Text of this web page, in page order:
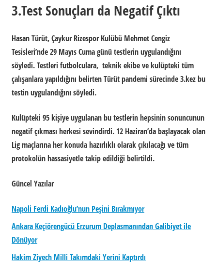
3.Test Sonuçları da Negatif Çıktı
Hasan Türüt,Çaykur RizesporKulübü Mehmet Cengiz
Tesisleri’nde 29 Mayıs Cuma günü testlerin uygulandığını
söyledi. Testleri futbolculara, teknik ekibe ve kulüpteki tüm
çalışanlara yapıldığını belirten Türüt pandemi sürecinde 3.kez bu
testin uygulandığını söyledi.
Kulüpteki 95 kişiye uygulanan bu testlerin hepsinin sonuncunun
negatif çıkması herkesi sevindirdi. 12 Haziran’da başlayacak olan
Lig maçlarına her konuda hazırlıklı olarak çıkılacağı ve tüm
protokolün hassasiyetle takip edildiği belirtildi.
Güncel Yazılar
Napoli Ferdi Kadıoğlu’nun Peşini Bırakmıyor
Ankara Keçiörengücü Erzurum Deplasmanından Galibiyet ile
Dönüyor
Hakim Ziyech Milli Takımdaki Yerini Kaptırdı